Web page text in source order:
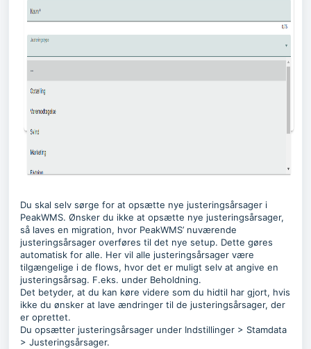
Du skal selv sørge for at opsætte nye justeringsårsager i
PeakWMS. Ønsker du ikke at opsætte nye justeringsårsager,
så laves en migration, hvor PeakWMS’ nuværende
justeringsårsager overføres til det nye setup. Dette gøres
automatisk for alle. Her vil alle justeringsårsager være
tilgængelige i de flows, hvor det er muligt selv at angive en
justeringsårsag. F.eks. under Beholdning.
Det betyder, at du kan køre videre som du hidtil har gjort, hvis
ikke du ønsker at lave ændringer til de justeringsårsager, der
er oprettet.
Du opsætter justeringsårsager under Indstillinger > Stamdata
> Justeringsårsager.